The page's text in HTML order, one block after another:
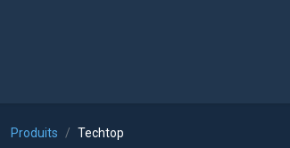
Produits Techtop